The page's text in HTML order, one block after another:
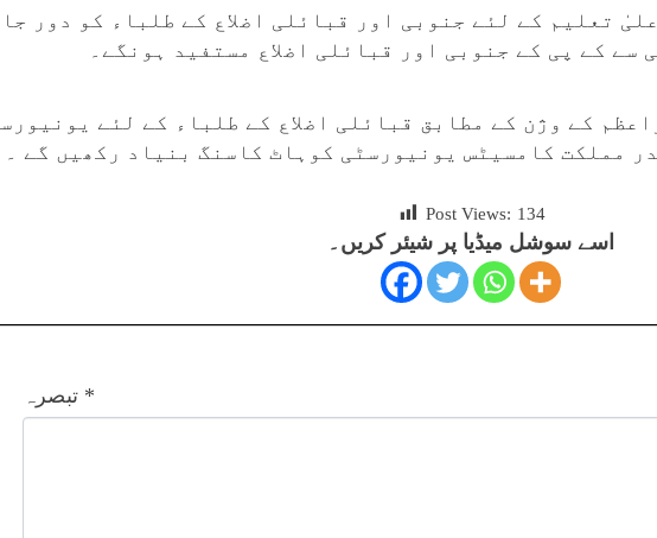
تعلیم کے لئے جنوبی اور قبائلی اضلاع کے طلباء کو دور
سے کے پی کے جنوبی اور قبائلی اضلاع مستفید ہونگے۔
کے وژن کے مطابق قبائلی اضلاع کے طلباء کے لئے
مملکت کامسیٹس یونیورسٹی کوہاٹ کاسنگ بنیاد رکھیں گے ۔
Post Views: 134
اسے سوشل میڈیا پر شیئر کریں۔
تبصرہ *